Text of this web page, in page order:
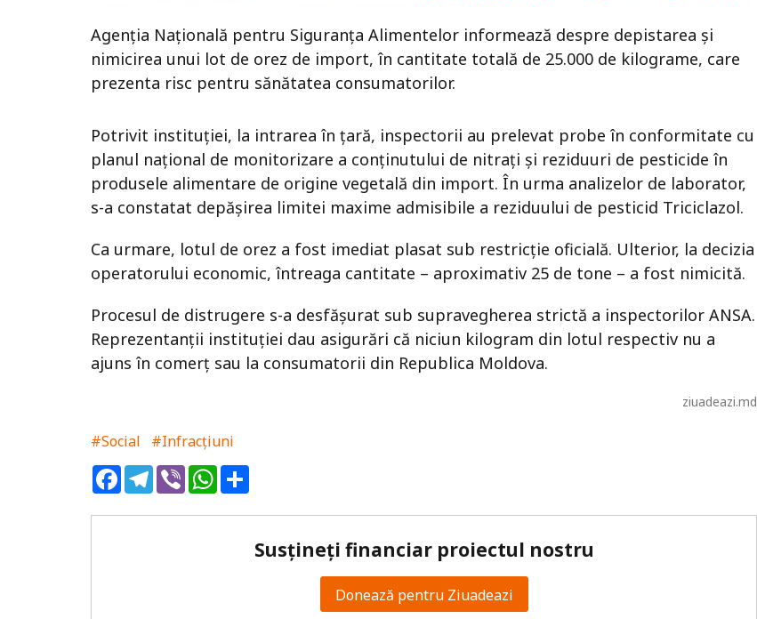
Agenția Națională pentru Siguranța Alimentelor informează despre depistarea și
nimicirea unui lot de orez de import, în cantitate totală de 25.000 de kilograme, care
prezenta risc pentru sănătatea consumatorilor.
Potrivit instituției, la intrarea în țară, inspectorii au prelevat probe în conformitate cu
planul național de monitorizare a conținutului de nitrați și reziduuri de pesticide în
produsele alimentare de origine vegetală din import. În urma analizelor de laborator,
s-a constatat depășirea limitei maxime admisibile a reziduului de pesticid Triciclazol.
Ca urmare, lotul de orez a fost imediat plasat sub restricție oficială. Ulterior, la decizia
operatorului economic, întreaga cantitate – aproximativ 25 de tone – a fost nimicită.
Procesul de distrugere s-a desfășurat sub supravegherea strictă a inspectorilor ANSA.
Reprezentanții instituției dau asigurări că niciun kilogram din lotul respectiv nu a
ajuns în comerț sau la consumatorii din Republica Moldova.
ziuadeazi.md
#Social
#Infracțiuni
FacebookTelegram
ViberWhatsApp
Susțineți financiar proiectul nostru
Donează pentru Ziuadeazi